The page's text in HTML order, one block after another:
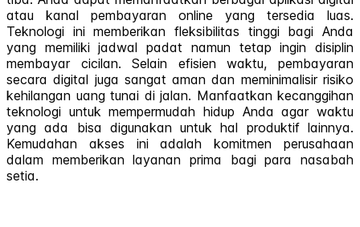
atau kanal pembayaran online yang tersedia luas.
Teknologi ini memberikan fleksibilitas tinggi bagi Anda
yang memiliki jadwal padat namun tetap ingin disiplin
membayar cicilan. Selain efisien waktu, pembayaran
secara digital juga sangat aman dan meminimalisir risiko
kehilangan uang tunai di jalan. Manfaatkan kecanggihan
teknologi untuk mempermudah hidup Anda agar waktu
yang ada bisa digunakan untuk hal produktif lainnya.
Kemudahan akses ini adalah komitmen perusahaan
dalam memberikan layanan prima bagi para nasabah
setia.